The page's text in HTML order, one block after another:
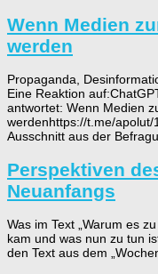
Wenn Medien
werden
Propaganda,
Eine Reaktion
antwortet: Wenn Medien
werdenhttps://t.me/
Ausschnitt aus der
Perspektiven
Neuanfangs
Was im Text „Warum es
kam und was nun zu tun
den Text aus dem